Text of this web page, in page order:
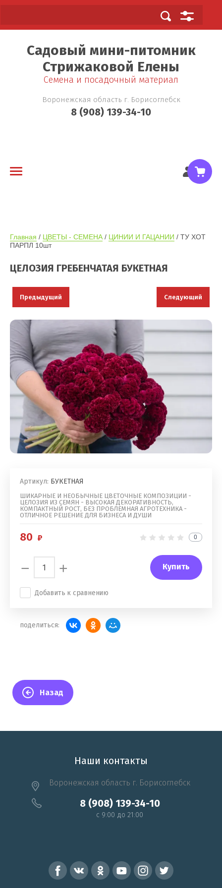
Садовый мини-питомник
Стрижаковой Елены
Cемена и посадочный материал
Воронежская область г. Борисоглебск
8 (908) 139-34-10
Главная / ЦВЕТЫ - СЕМЕНА / ЦИНИИ И ГАЦАНИИ / ТУ ХОТ
ПАРПЛ 10шт
ЦЕЛОЗИЯ ГРЕБЕНЧАТАЯ БУКЕТНАЯ
Предыдущий Следующий
Артикул: БУКЕТНАЯ
ШИКАРНЫЕ И НЕОБЫЧНЫЕ ЦВЕТОЧНЫЕ КОМПОЗИЦИИ -
ЦЕЛОЗИЯ ИЗ СЕМЯН - ВЫСОКАЯ ДЕКОРАТИВНОСТЬ,
КОМПАКТНЫЙ РОСТ, БЕЗ ПРОБЛЕМНАЯ АГРОТЕХНИКА -
ОТЛИЧНОЕ РЕШЕНИЕ ДЛЯ БИЗНЕСА И ДУШИ
80 0
− + Купить
Добавить к сравнению
поделиться:
Назад
Наши контакты
Воронежская область г. Борисоглебск
8 (908) 139-34-10
c 9:00 до 21:00